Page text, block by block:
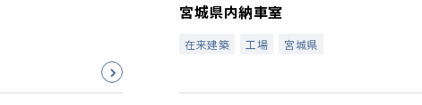
宮城県内納車室
在来建築 工場 宮城県